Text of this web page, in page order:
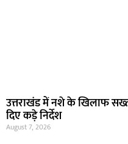
उत्तराखंड में नशे के खिलाफ
दिए कड़े निर्देश
August 7, 2026